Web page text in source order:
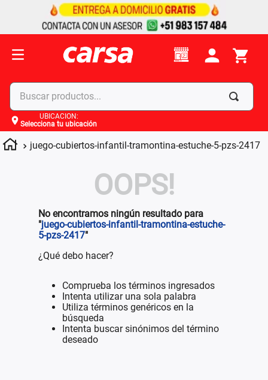
Buscar productos...
UBICACIÓN:
Selecciona tu ubicación
juego-cubiertos-infantil-tramontina-estuche-5-pzs-2417
OOPS!
No encontramos ningún resultado para
"juego-cubiertos-infantil-tramontina-estuche-
5-pzs-2417"
¿Qué debo hacer?
Comprueba los términos ingresados
Intenta utilizar una sola palabra
Utiliza términos genéricos en la
búsqueda
Intenta buscar sinónimos del término
deseado
Términos más buscados
1.
celulares
apple